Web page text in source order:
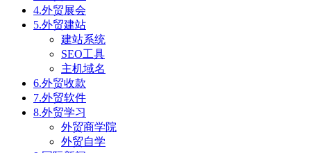
4.外贸展会
5.外贸建站
建站系统
SEO工具
主机域名
6.外贸收款
7.外贸软件
8.外贸学习
外贸商学院
外贸自学